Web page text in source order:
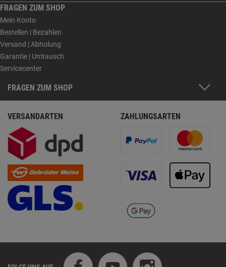
FRAGEN ZUM SHOP
Mein Konto
Bestellen | Bezahlen
Versand | Abholung
Garantie | Umtausch
Servicecenter
FRAGEN ZUM SHOP
VERSANDARTEN ZAHLUNGSARTEN